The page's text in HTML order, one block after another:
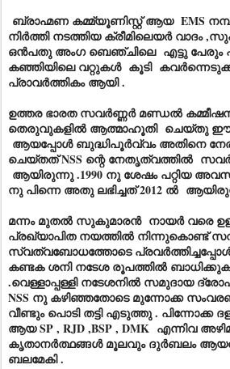
ബ്രാഹ്മണ കമ്മ്യൂണിസ്റ്റ് ആയ EMS
നിർത്തി നടത്തിയ ക്രീമിലെയർ വാദം
ഒൻപതു അംഗ ബെഞ്ചിലെ എട്ടു പേരും
കഞ്ഞിയിലെ വറ്റുകൾ കൂടി
പ്രാവർത്തികം ആയി .
ഉത്തര ഭാരത സവർണ്ണർ മണ്ഡൽ
തെരുവുകളിൽ ആത്മാഹൂതി ചെയ്തു
ആയപ്പോൾ ബുദ്ധിപൂർവ്വം അതിനെ
ചെയ്തത് NSS ന്റെ നേതൃത്വത്തിൽ
ആയിരുന്നു .1990 നു ശേഷം പറ്റിയ
നു പിന്നെ അതു ലഭിച്ചത് 2012 ൽ
മന്നം മുതൽ സുകുമാരൻ നായർ വരെ ഉള്ള
പ്രഖ്യാപിത നയത്തിൽ നിന്നുകൊണ്ട്
സ്വത്വബോധത്തോടെ
കണ്ടക ശനി നടേശ രൂപത്തിൽ
.വെള്ളാപ്പള്ളി നടേശനിൽ സമുദായ
NSS നു കഴിഞ്ഞതോടെ മുന്നോക്ക
വീണ്ടും പൊടി തട്ടി എടുത്തു . പിന്നോക്ക
ആയ SP , RJD ,BSP , DMK എന്നിവ
കൃതാനർത്ഥങ്ങൾ മൂലവും ദുർബലം
ബലമേകി .